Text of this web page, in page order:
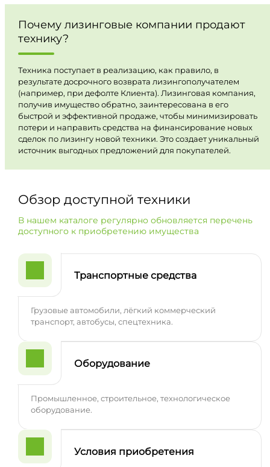
Почему лизинговые компании продают
технику?
Техника поступает в реализацию, как правило, в
результате досрочного возврата лизингополучателем
(например, при дефолте Клиента). Лизинговая компания,
получив имущество обратно, заинтересована в его
быстрой и эффективной продаже, чтобы минимизировать
потери и направить средства на финансирование новых
сделок по лизингу новой техники. Это создает уникальный
источник выгодных предложений для покупателей.
Обзор доступной техники
В нашем каталоге регулярно обновляется перечень
доступного к приобретению имущества
Транспортные средства
Грузовые автомобили, лёгкий коммерческий
транспорт, автобусы, спецтехника.
Оборудование
Промышленное, строительное, технологическое
оборудование.
Условия приобретения